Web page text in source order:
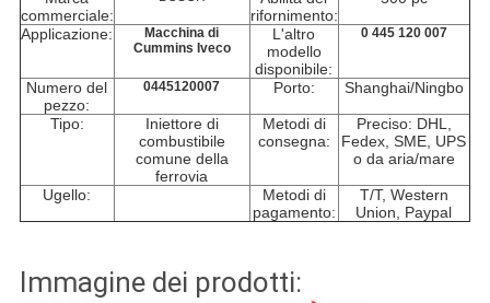
commerciale:
rifornimento:
Applicazione:
Macchina di
Cummins Iveco
L'altro
modello
disponibile:
0 445 120 007
Numero del
pezzo:
0445120007 Porto: Shanghai/Ningbo
Tipo:
Iniettore di
combustibile
comune della
ferrovia
Metodi di
consegna:
Preciso: DHL,
Fedex, SME, UPS
o da aria/mare
Ugello:
Metodi di
pagamento:
T/T, Western
Union, Paypal
Immagine dei prodotti: